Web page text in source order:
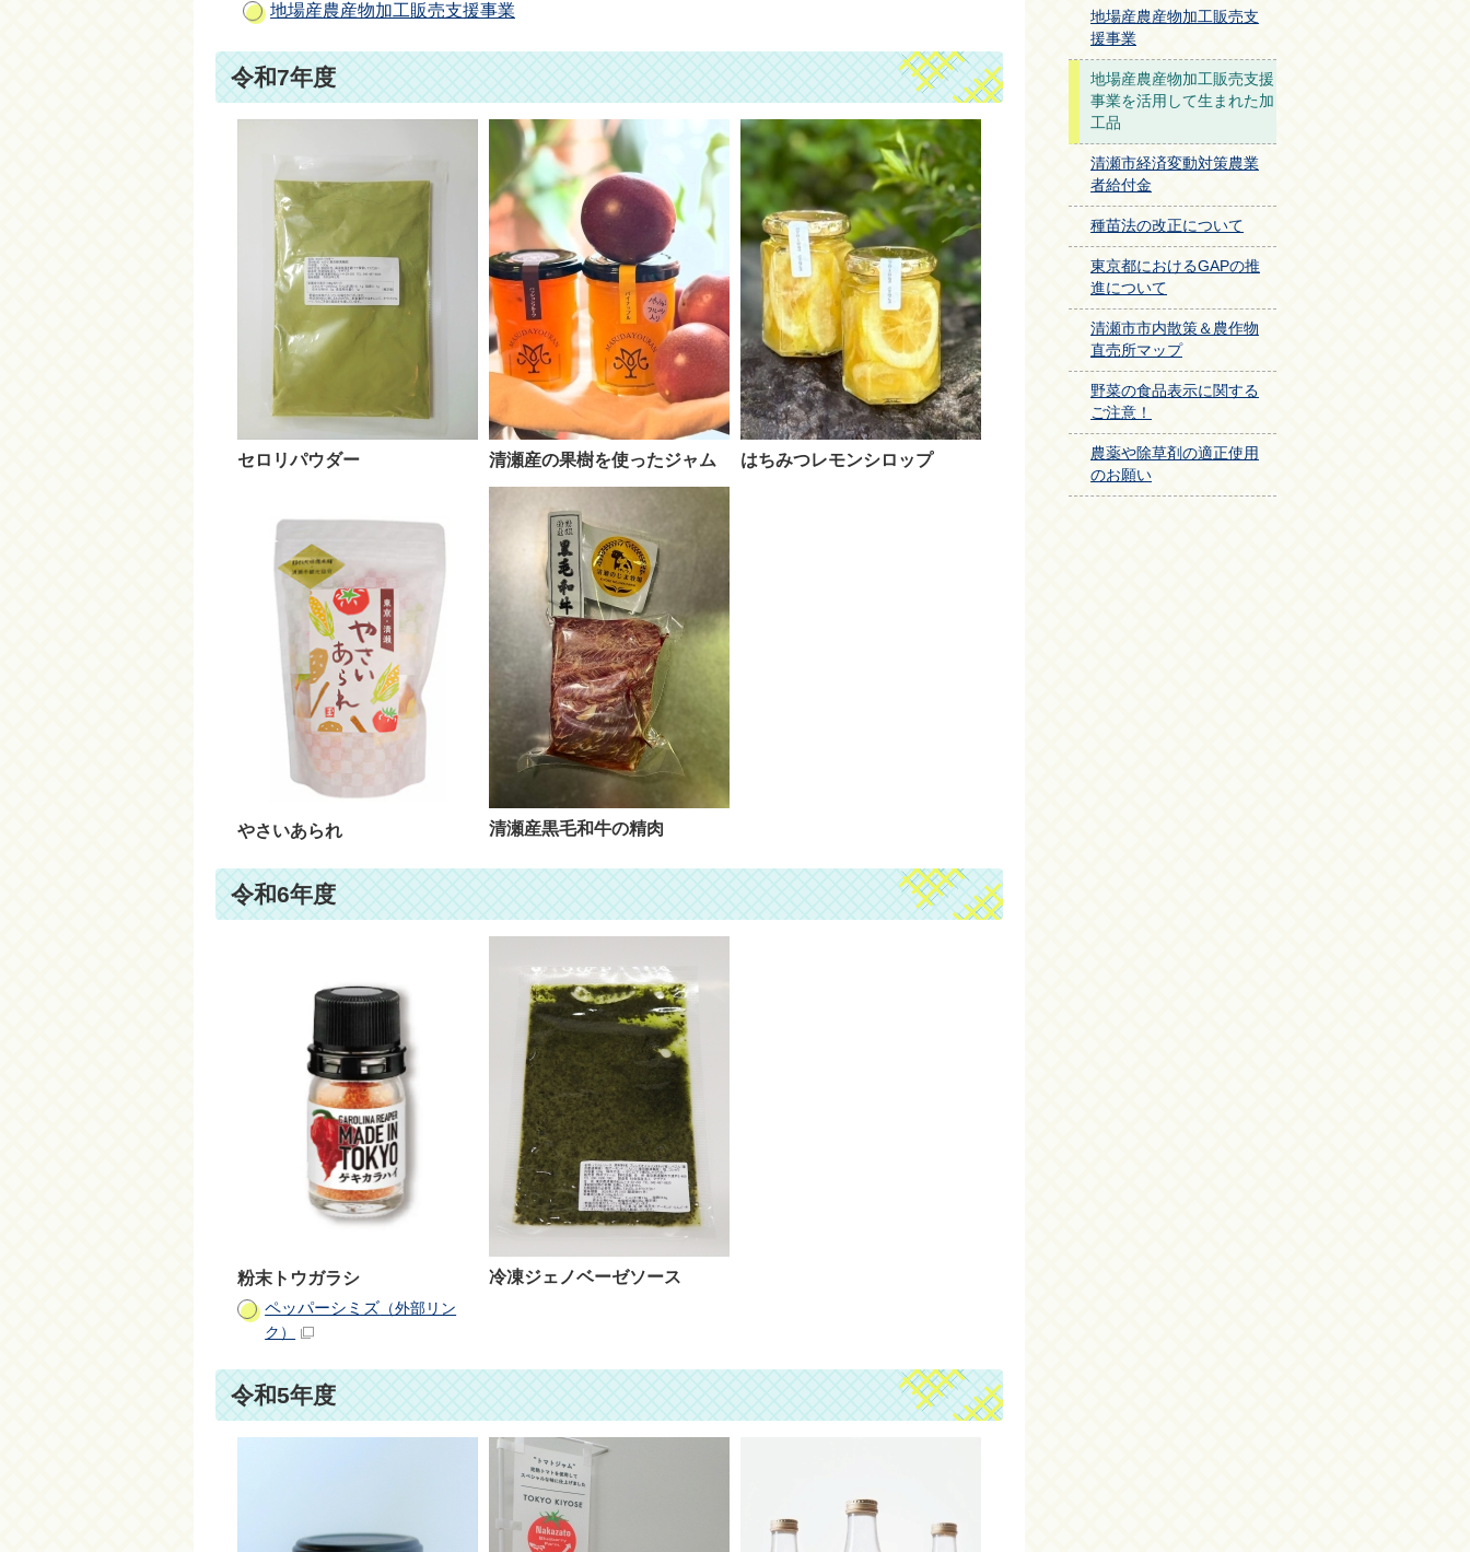
地場産農産物加工販売支援事業
令和7年度
セロリパウダー 清瀬産の果樹を使ったジャム はちみつレモンシロップ
やさいあられ 清瀬産黒毛和牛の精肉
令和6年度
粉末トウガラシ
ペッパーシミズ （外部リン
ク）
冷凍ジェノベーゼソース
令和5年度
地場産農産物加工販売支
援事業
地場産農産物加工販売支援
事業を活用して生まれた加
工品
清瀬市経済変動対策農業
者給付金
種苗法の改正について
東京都におけるGAPの推
進について
清瀬市市内散策＆農作物
直売所マップ
野菜の食品表示に関する
ご注意！
農薬や除草剤の適正使用
のお願い